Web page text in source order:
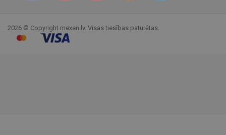
2026 © Copyright mexen.lv. Visas tiesības paturētas.